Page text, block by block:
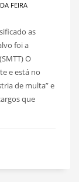
FEIRA
as
foi a
O
e está no
de multa” e
que